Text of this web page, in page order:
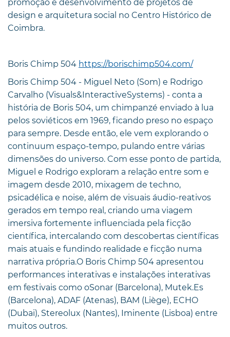
promoção e desenvolvimento de projetos de
design e arquitetura social no Centro Histórico de
Coimbra.
Boris Chimp 504 https://borischimp504.com/
Boris Chimp 504 - Miguel Neto (Som) e Rodrigo
Carvalho (Visuals&InteractiveSystems) - conta a
história de Boris 504, um chimpanzé enviado à lua
pelos soviéticos em 1969, ficando preso no espaço
para sempre. Desde então, ele vem explorando o
continuum espaço-tempo, pulando entre várias
dimensões do universo. Com esse ponto de partida,
Miguel e Rodrigo exploram a relação entre som e
imagem desde 2010, mixagem de techno,
psicadélica e noise, além de visuais áudio-reativos
gerados em tempo real, criando uma viagem
imersiva fortemente influenciada pela ficção
científica, intercalando com descobertas científicas
mais atuais e fundindo realidade e ficção numa
narrativa própria.O Boris Chimp 504 apresentou
performances interativas e instalações interativas
em festivais como oSonar (Barcelona), Mutek.Es
(Barcelona), ADAF (Atenas), BAM (Liège), ECHO
(Dubai), Stereolux (Nantes), Iminente (Lisboa) entre
muitos outros.